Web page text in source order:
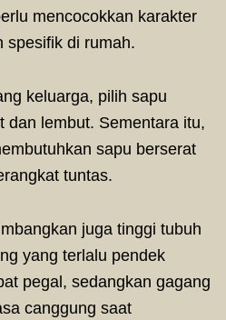
mencocokkan karakter
spesifik di rumah.
keluarga, pilih sapu
dan lembut. Sementara itu,
sapu berserat
tuntas.
juga tinggi tubuh
yang terlalu pendek
pegal, sedangkan gagang
canggung saat